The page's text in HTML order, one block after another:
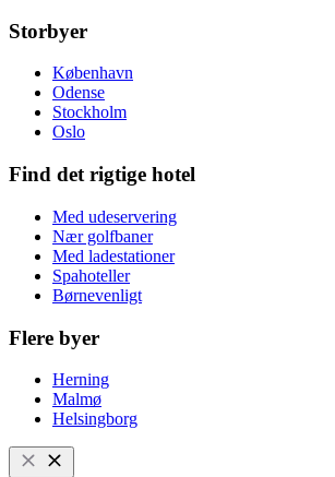
Storbyer
København
Odense
Stockholm
Oslo
Find det rigtige hotel
Med udeservering
Nær golfbaner
Med ladestationer
Spahoteller
Børnevenligt
Flere byer
Herning
Malmø
Helsingborg